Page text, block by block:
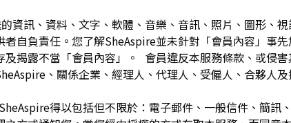
資訊、資料、文字、軟體、音樂、音訊、照片、圖形、視
自負責任。您了解SheAspire並未針對「會員內容」事
揭露不當「會員內容」。 會員違反本服務條款、或侵
、關係企業、經理人、代理人、受僱人、合夥人及
得以包括但不限於：電子郵件、一般信件、簡訊